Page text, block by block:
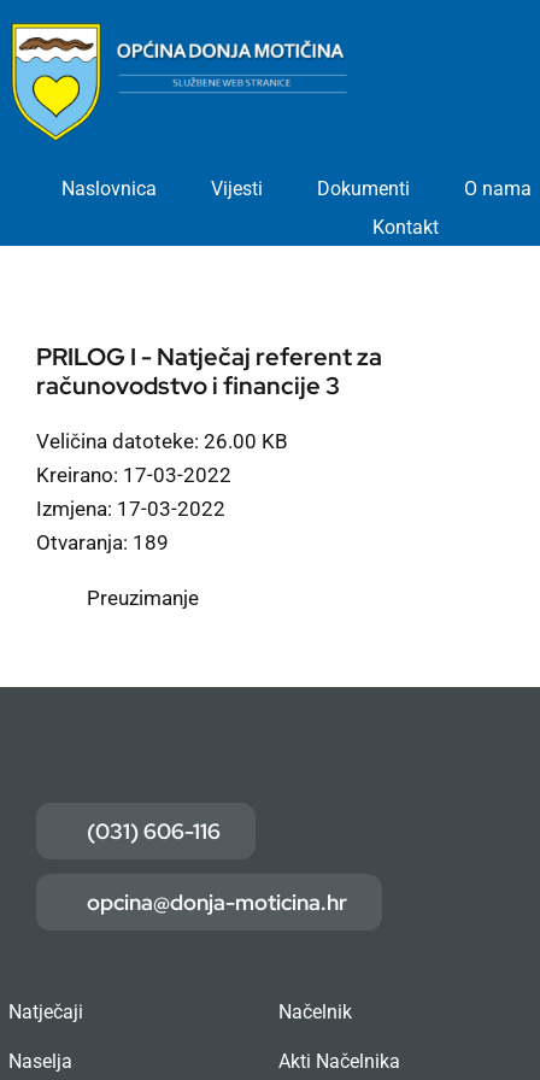
content
Naslovnica Vijesti Dokumenti
O nama
Kontakt
PRILOG I - Natječaj referent za
računovodstvo i financije 3
Veličina datoteke: 26.00 KB
Kreirano: 17-03-2022
Izmjena: 17-03-2022
Otvaranja: 189
Preuzimanje
(031) 606-116
opcina@donja-moticina.hr
Natječaji
Naselja
Načelnik
Akti Načelnika